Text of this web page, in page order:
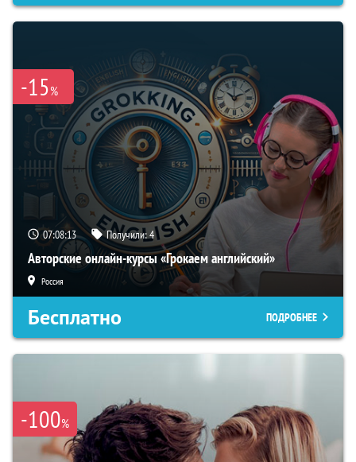
-15%
07:08:12 Получили:4
Авторские онлайн-курсы «Грокаем английский»
Россия
Бесплатно ПОДРОБНЕЕ
-100%